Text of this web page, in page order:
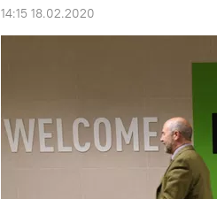
14:15 18.02.2020